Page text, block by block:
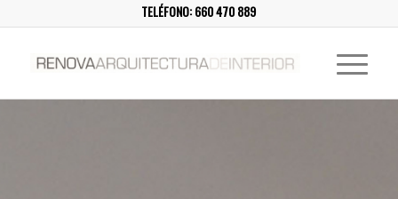
TELÉFONO:660 470 889